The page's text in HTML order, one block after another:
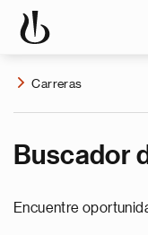
Carreras
Buscador
Encuentre